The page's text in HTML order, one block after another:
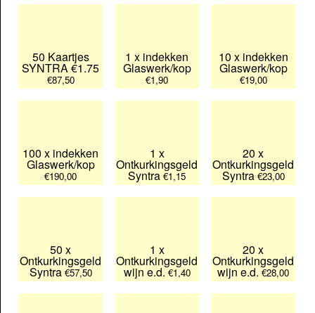
50 Kaartjes
SYNTRA €1.75
€87,50
1 x indekken
Glaswerk/kop
€1,90
10 x indekken
Glaswerk/kop
€19,00
100 x indekken
Glaswerk/kop
€190,00
1 x
Ontkurkingsgeld
Syntra €1,15
20 x
Ontkurkingsgeld
Syntra €23,00
50 x
Ontkurkingsgeld
Syntra €57,50
1 x
Ontkurkingsgeld
wijn e.d.€1,40
20 x
Ontkurkingsgeld
wijn e.d.€28,00